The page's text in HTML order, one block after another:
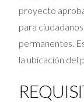
proyecto
para
permanentes.
la ubicación del